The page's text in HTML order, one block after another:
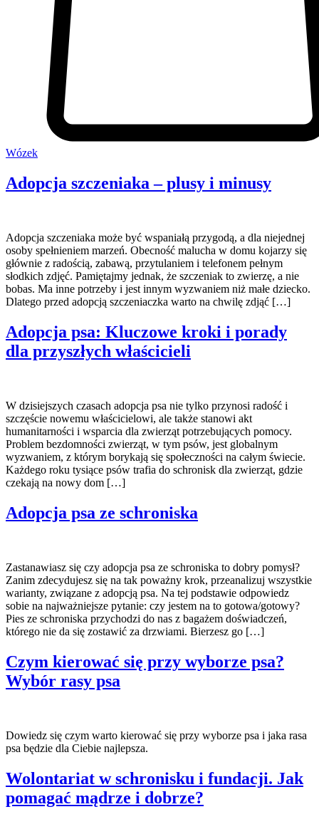
Wózek
Adopcja szczeniaka – plusy i minusy
Adopcja szczeniaka może być wspaniałą przygodą, a dla niejednej
osoby spełnieniem marzeń. Obecność malucha w domu kojarzy się
głównie z radością, zabawą, przytulaniem i telefonem pełnym
słodkich zdjęć. Pamiętajmy jednak, że szczeniak to zwierzę, a nie
bobas. Ma inne potrzeby i jest innym wyzwaniem niż małe dziecko.
Dlatego przed adopcją szczeniaczka warto na chwilę zdjąć […]
Adopcja psa: Kluczowe kroki i porady
dla przyszłych właścicieli
W dzisiejszych czasach adopcja psa nie tylko przynosi radość i
szczęście nowemu właścicielowi, ale także stanowi akt
humanitarności i wsparcia dla zwierząt potrzebujących pomocy.
Problem bezdomności zwierząt, w tym psów, jest globalnym
wyzwaniem, z którym borykają się społeczności na całym świecie.
Każdego roku tysiące psów trafia do schronisk dla zwierząt, gdzie
czekają na nowy dom […]
Adopcja psa ze schroniska
Zastanawiasz się czy adopcja psa ze schroniska to dobry pomysł?
Zanim zdecydujesz się na tak poważny krok, przeanalizuj wszystkie
warianty, związane z adopcją psa. Na tej podstawie odpowiedz
sobie na najważniejsze pytanie: czy jestem na to gotowa/gotowy?
Pies ze schroniska przychodzi do nas z bagażem doświadczeń,
którego nie da się zostawić za drzwiami. Bierzesz go […]
Czym kierować się przy wyborze psa?
Wybór rasy psa
Dowiedz się czym warto kierować się przy wyborze psa i jaka rasa
psa będzie dla Ciebie najlepsza.
Wolontariat w schronisku i fundacji. Jak
pomagać mądrze i dobrze?